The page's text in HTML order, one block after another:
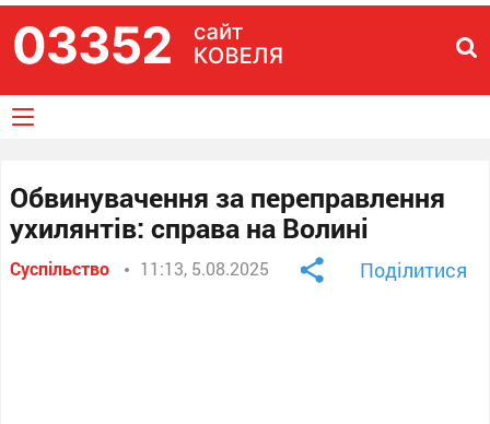
Обвинувачення за переправлення
ухилянтів: справа на Волині
Суспільство 11:13, 5.08.2025 Поділитися